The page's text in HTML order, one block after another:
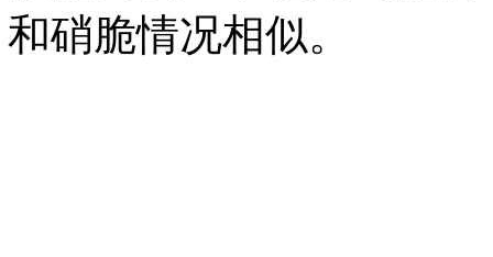
和硝脆情况相似。